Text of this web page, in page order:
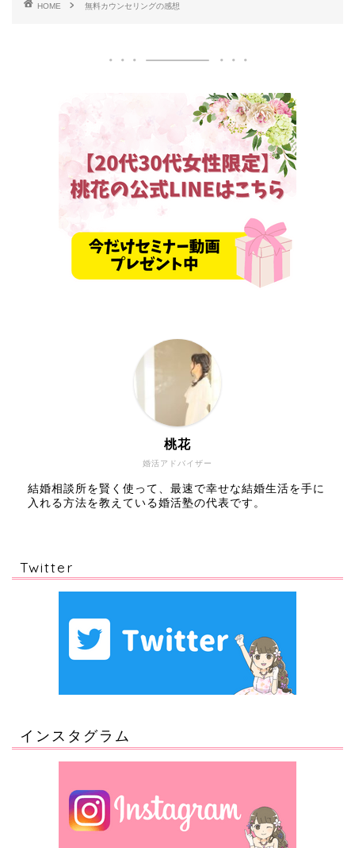
HOME 無料カウンセリングの感想
婚活アドバイザー
桃花
結婚相談所を賢く使って、最速で幸せな結婚生活を手に
入れる方法を教えている婚活塾の代表です。
Twitter
インスタグラム